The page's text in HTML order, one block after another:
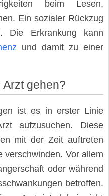
beim Lesen,
Ein sozialer Rückzug
Die Erkrankung kann
und damit zu einer
Arzt gehen?
ist es in erster Linie
aufzusuchen. Diese
mit der Zeit auftreten
verschwinden. Vor allem
oder während
betroffen.